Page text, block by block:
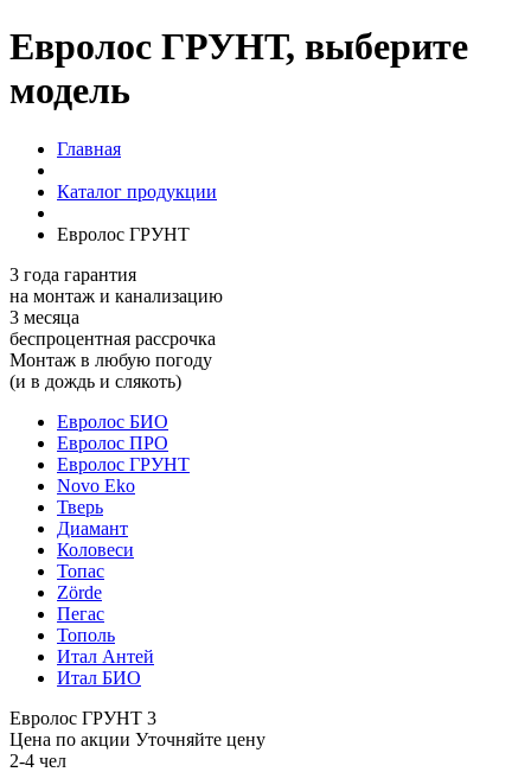
Евролос ГРУНТ, выберите
модель
Главная
Каталог продукции
Евролос ГРУНТ
3 года гарантия
на монтаж и канализацию
3 месяца
беспроцентная рассрочка
Монтаж в любую погоду
(и в дождь и слякоть)
Евролос БИО
Евролос ПРО
Евролос ГРУНТ
Novo Eko
Тверь
Диамант
Коловеси
Топac
Zörde
Пегас
Тополь
Итал Антей
Итал БИО
Евролос ГРУНТ 3
Цена по акции Уточняйте цену
2-4 чел